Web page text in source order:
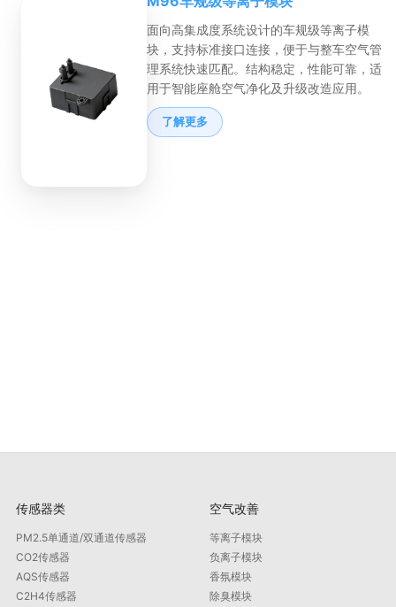
面向高集成度系统设计的车规级等离子模
块，支持标准接口连接，便于与整车空气管
理系统快速匹配。结构稳定，性能可靠，适
用于智能座舱空气净化及升级改造应用。
了解更多
传感器类
PM2.5单通道/双通道传感器
CO2传感器
AQS传感器
C2H4传感器
空气改善
等离子模块
负离子模块
香氛模块
除臭模块